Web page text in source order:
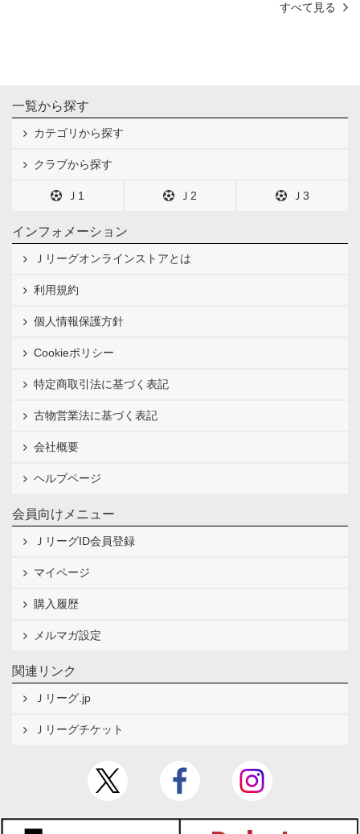
すべて見る
一覧から探す
カテゴリから探す
クラブから探す
Ｊ1 Ｊ2 Ｊ3
インフォメーション
Ｊリーグオンラインストアとは
利用規約
個人情報保護方針
Cookieポリシー
特定商取引法に基づく表記
古物営業法に基づく表記
会社概要
ヘルプページ
会員向けメニュー
ＪリーグID会員登録
マイページ
購入履歴
メルマガ設定
関連リンク
Ｊリーグ.jp
Ｊリーグチケット